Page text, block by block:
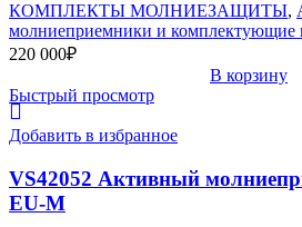
КОМПЛЕКТЫ МОЛНИЕЗАЩИТЫ,
молниеприемники и комплектующие
220 000₽
В корзину
Быстрый просмотр
Добавить в избранное
VS42052 Активный
EU-M